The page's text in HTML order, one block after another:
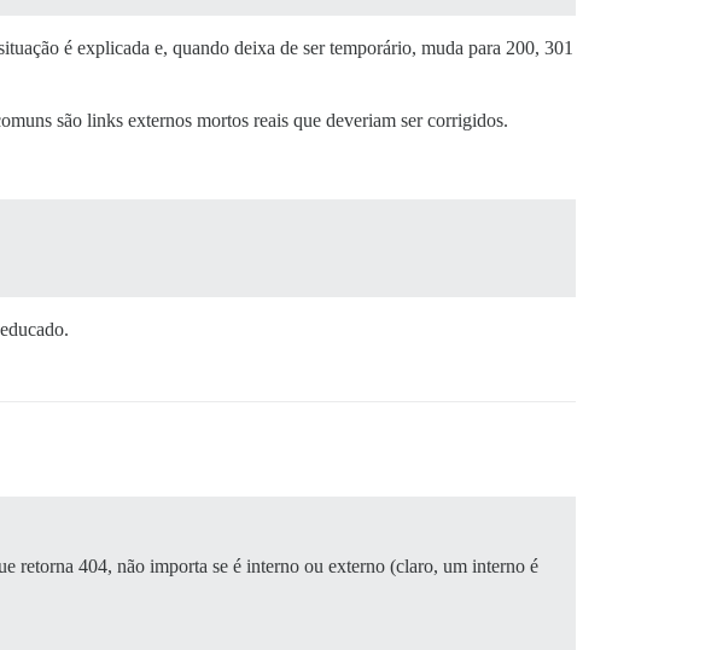
é explicada e, quando deixa de ser temporário, muda para 200, 301
são links externos mortos reais que deveriam ser corrigidos.
retorna 404, não importa se é interno ou externo (claro, um interno é